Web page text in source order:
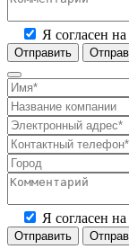
Я согласен на
Отправить
Я согласен на
Отправить